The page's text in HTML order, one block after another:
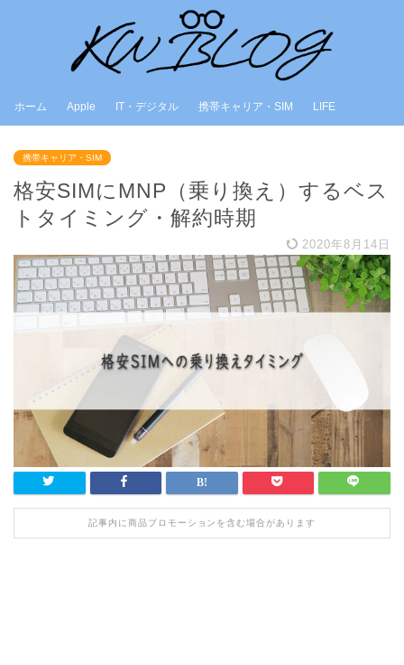
ホーム Apple IT・デジタル 携帯キャリア・SIM LIFE
携帯キャリア・SIM
格安SIMにMNP（乗り換え）するベス
トタイミング・解約時期
2020年8月14日
記事内に商品プロモーションを含む場合があります